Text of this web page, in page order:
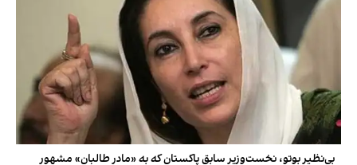
بی‌نظیر بوتو، نخست‌وزیر سابق پاکستان که به «مادر طالبان» مشهور